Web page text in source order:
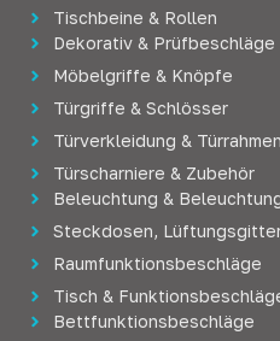
Tischbeine & Rollen
Dekorativ & Prüfbeschläge
Möbelgriffe & Knöpfe
Türgriffe & Schlösser
Türverkleidung &
Türscharniere & Zubehör
Beleuchtung &
Steckdosen,
Raumfunktionsbeschläge
Tisch &
Bettfunktionsbeschläge